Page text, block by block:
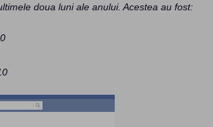
doua luni ale anului. Acestea au fost: